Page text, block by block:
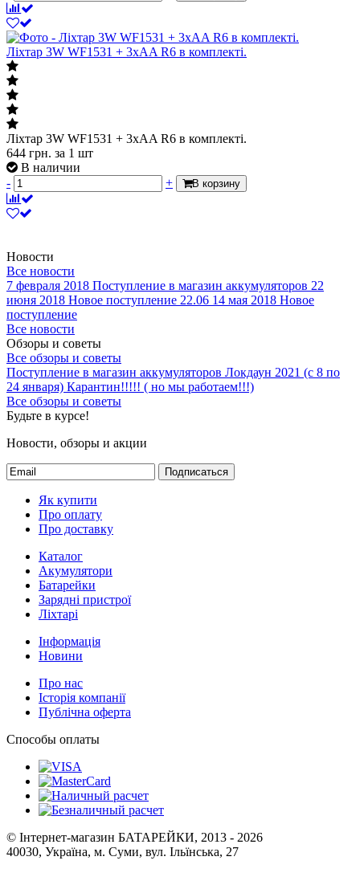
Ліхтар 3W WF1531 + 3xAA R6 в комплекті.
Ліхтар 3W WF1531 + 3xAA R6 в комплекті.
644 грн. за 1 шт
В наличии
-
+ В корзину
Новости
Все новости
7 февраля 2018 Поступление в магазин аккумуляторов 22
июня 2018 Новое поступление 22.06 14 мая 2018 Новое
поступление
Все новости
Обзоры и советы
Все обзоры и советы
Поступление в магазин аккумуляторов Локдаун 2021 (с 8 по
24 января) Карантин!!!!! ( но мы работаем!!!)
Все обзоры и советы
Будьте в курсе!
Новости, обзоры и акции
Подписаться
Як купити
Про оплату
Про доставку
Каталог
Акумулятори
Батарейки
Зарядні пристрої
Ліхтарі
Інформація
Новини
Про нас
Історія компанії
Публічна оферта
Способы оплаты
© Інтернет-магазин БАТАРЕЙКИ, 2013 - 2026
40030, Україна, м. Суми, вул. Ільїнська, 27